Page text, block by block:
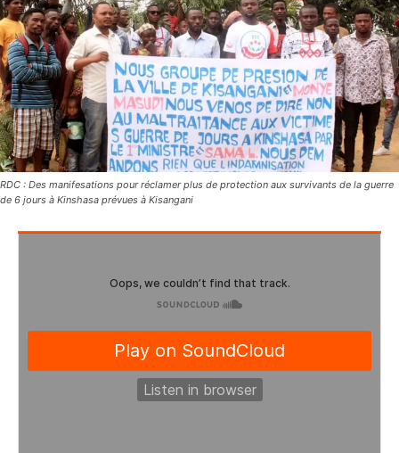
RDC : Des manifesations pour réclamer plus de protection aux survivants de la guerre
de 6 jours à Kinshasa prévues à Kisangani